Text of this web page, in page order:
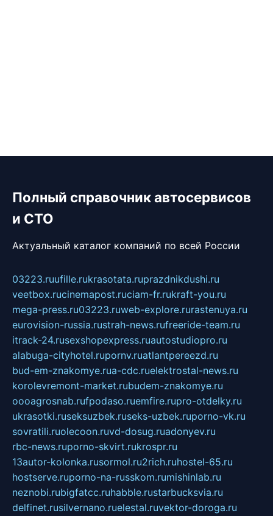
Полный справочник автосервисов
и СТО
Актуальный каталог компаний по всей России
03223.ruufille.rukrasotata.ruprazdnikdushi.ru
veetbox.rucinemapost.ruciam-fr.rukraft-you.ru
mega-press.ru03223.ruweb-explore.rurastenuya.ru
eurovision-russia.rustrah-news.rufreeride-team.ru
itrack-24.rusexshopexpress.ruautostudiopro.ru
alabuga-cityhotel.rupornv.ruatlantpereezd.ru
bud-em-znakomye.rua-cdc.ruelektrostal-news.ru
korolevremont-market.rubudem-znakomye.ru
oooagrosnab.rufpodaso.ruemfire.rupro-otdelky.ru
ukrasotki.ruseksuzbek.ruseks-uzbek.ruporno-vk.ru
sovratili.ruolecoon.ruvd-dosug.ruadonyev.ru
rbc-news.ruporno-skvirt.rukrospr.ru
13autor-kolonka.rusormol.ru2rich.ruhostel-65.ru
hostserve.ruporno-na-russkom.rumishinlab.ru
neznobi.rubigfatcc.ruhabble.rustarbucksvia.ru
delfinet.rusilvernano.ruelestal.ruvektor-doroga.ru